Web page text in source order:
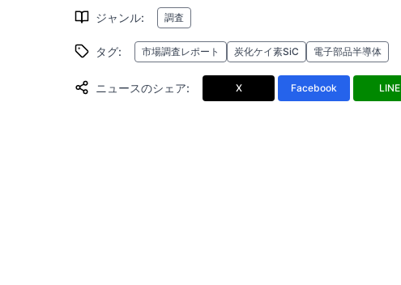
ジャンル: 調査
タグ: 市場調査レポート 炭化ケイ素SiC 電子部品半導体
ニュースのシェア: X Facebook LINE